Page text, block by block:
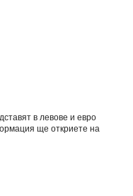
в левове и евро
ще откриете на